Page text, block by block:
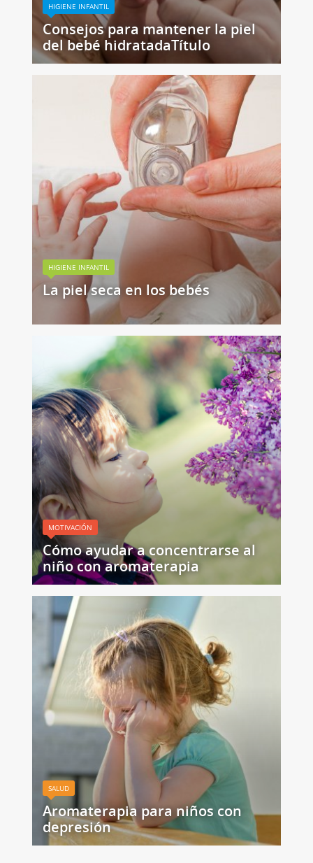
HIGIENE INFANTIL
Consejos para mantener la piel
del bebé hidratadaTítulo
HIGIENE INFANTIL
La piel seca en los bebés
MOTIVACIÓN
Cómo ayudar a concentrarse al
niño con aromaterapia
SALUD
Aromaterapia para niños con
depresión